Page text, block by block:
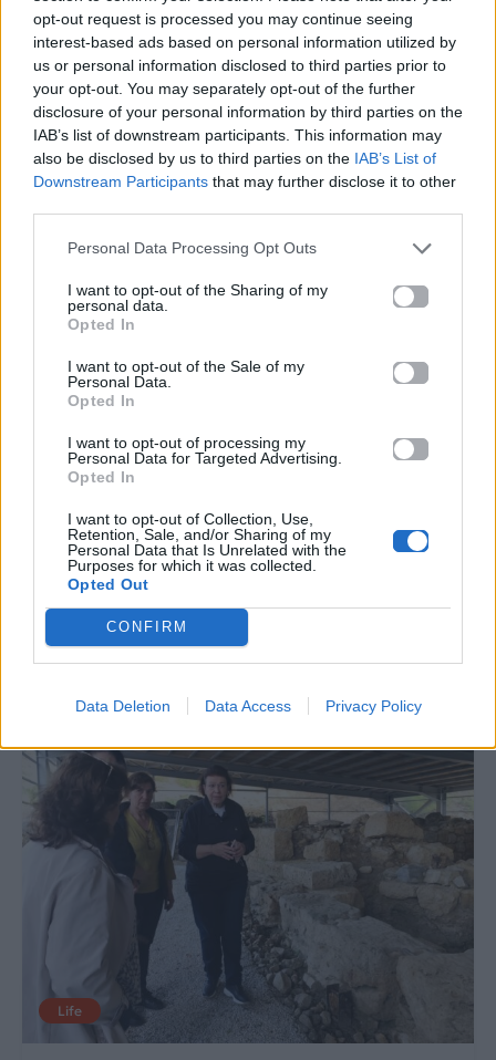
opt-out request is processed you may continue seeing
interest-based ads based on personal information utilized by
us or personal information disclosed to third parties prior to
your opt-out. You may separately opt-out of the further
disclosure of your personal information by third parties on the
IAB’s list of downstream participants. This information may
also be disclosed by us to third parties on the IAB’s List of
Downstream Participants that may further disclose it to other
Personal Data Processing Opt Outs
I want to opt-out of the Sharing of my
personal data.
Opted In
I want to opt-out of the Sale of my
Personal Data.
Opted In
I want to opt-out of processing my
Personal Data for Targeted Advertising.
Opted In
I want to opt-out of Collection, Use,
Retention, Sale, and/or Sharing of my
Personal Data that Is Unrelated with the
Purposes for which it was collected.
Opted Out
CONFIRM
Data Deletion Data Access Privacy Policy
Life
Πού να μην
κολυμπήσεις στην
Αττική: Οι 29
Life
AKTOR: Δίπλα στους
νέους επιστήμονες με
το πρόγραμμα
EUROVISION
ΕΡΤ: Εντυπωσιακή
αύξηση κερδοφορίας
στη φετινή Eurovision
20.05.2026
Go out
Ηλεκτρικά πατίνια:
Μεταφορικό μέσο ή
«παγίδα» θανάτου;
Life